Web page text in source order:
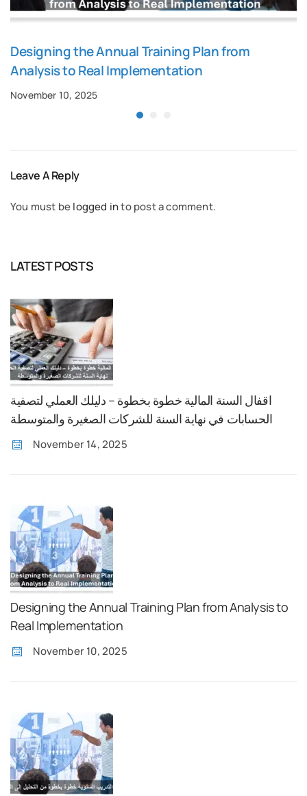
Designing the Annual Training Plan from
Analysis to Real Implementation
November 10, 2025
Leave A Reply
You must belogged into post a comment.
LATEST POSTS
اقفال السنة المالية خطوة بخطوة – دليلك العملي لتصفية
الحسابات في نهاية السنة للشركات الصغيرة والمتوسطة
November 14, 2025
Designing the Annual Training Plan from Analysis to
Real Implementation
November 10, 2025